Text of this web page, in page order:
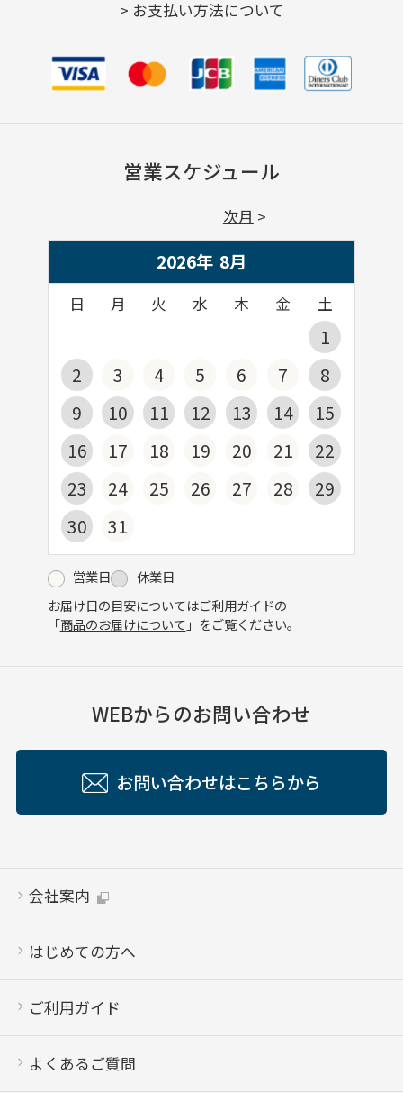
> お支払い方法について
営業スケジュール
2026年 8月
日 月 火 水 木 金 土
1
2
3 4 5 6 7
8
9
10 11 12 13 14
15
16
17 18 19 20 21
22
23
24 25 26 27 28
29
30
31
次月
営業日
休業日
お届け日の目安についてはご利用ガイドの
「商品のお届けについて 」をご覧ください。
WEBからのお問い合わせ
お問い合わせはこちらから
会社案内
はじめての方へ
ご利用ガイド
よくあるご質問